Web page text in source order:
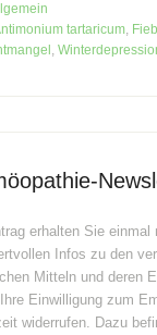
tartaricum,
,
erhalten Sie einmal
Infos zu den
Mitteln und deren
Einwilligung zum
widerrufen. Dazu